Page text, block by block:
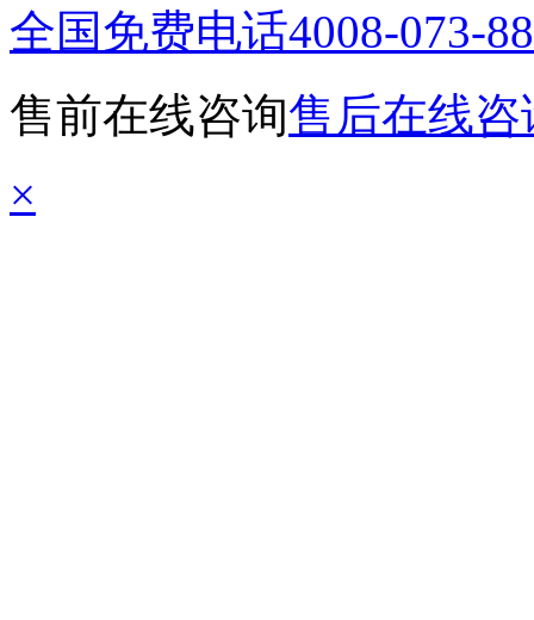
全国免费电话4008-073-
售前在线咨询售后在线咨
×